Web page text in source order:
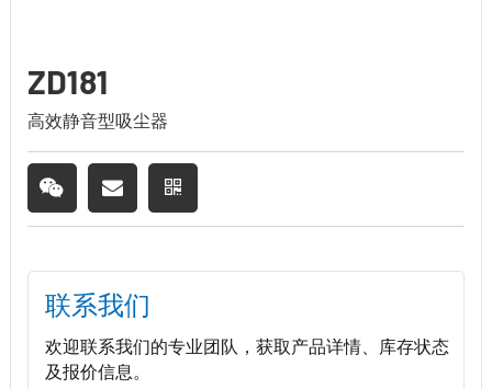
ZD181
高效静音型吸尘器
联系我们
欢迎联系我们的专业团队，获取产品详情、库存状态
及报价信息。